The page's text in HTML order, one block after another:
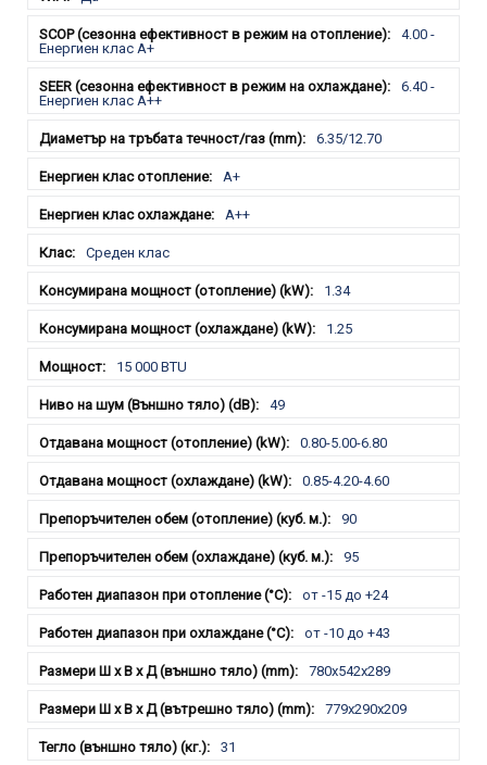
4.00 -
Енергиен клас А+
6.40 -
Енергиен клас А++
6.35/12.70
A+
A++
Среден клас
1.34
1.25
15 000 BTU
49
0.80-5.00-6.80
0.85-4.20-4.60
90
95
от -15 до +24
от -10 до +43
780х542х289
779х290х209
31